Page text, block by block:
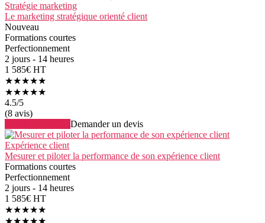
Stratégie marketing
Le marketing stratégique orienté client
Nouveau
Formations courtes
Perfectionnement
2 jours - 14 heures
1 585€ HT
★★★★★
★★★★★
4.5/5
(8 avis)
Demander un devis
Expérience client
Mesurer et piloter la performance de son expérience client
Formations courtes
Perfectionnement
2 jours - 14 heures
1 585€ HT
★★★★★